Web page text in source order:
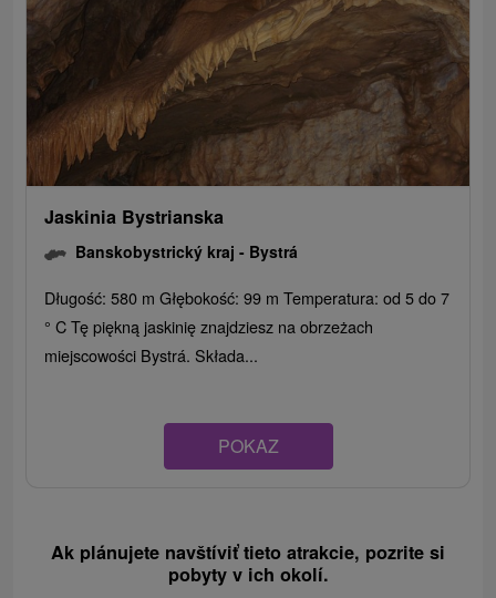
Jaskinia Bystrianska
Banskobystrický kraj - Bystrá
Długość: 580 m Głębokość: 99 m Temperatura: od 5 do 7
° C Tę piękną jaskinię znajdziesz na obrzeżach
miejscowości Bystrá. Składa...
POKAZ
Ak plánujete navštíviť tieto atrakcie, pozrite si
pobyty v ich okolí.